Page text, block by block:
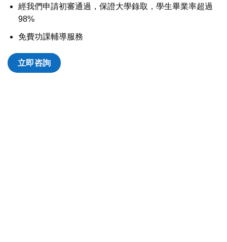
經我們申請初審通過，保證大學錄取，學生畢業率超過
98%
免費功課輔導服務
立即咨詢